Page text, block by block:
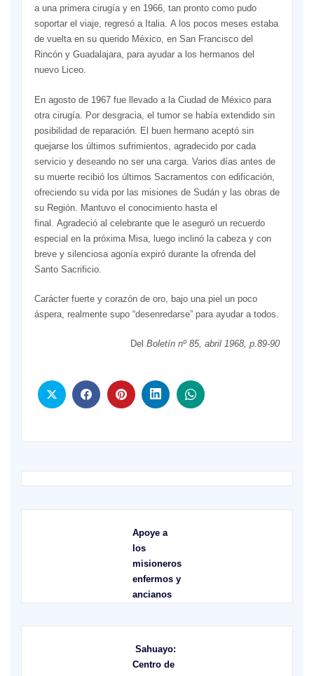
a una primera cirugía y en 1966, tan pronto como pudo
soportar el viaje, regresó a Italia. A los pocos meses estaba
de vuelta en su querido México, en San Francisco del
Rincón y Guadalajara, para ayudar a los hermanos del
nuevo Liceo.
En agosto de 1967 fue llevado a la Ciudad de México para
otra cirugía. Por desgracia, el tumor se había extendido sin
posibilidad de reparación. El buen hermano aceptó sin
quejarse los últimos sufrimientos, agradecido por cada
servicio y deseando no ser una carga. Varios días antes de
su muerte recibió los últimos Sacramentos con edificación,
ofreciendo su vida por las misiones de Sudán y las obras de
su Región. Mantuvo el conocimiento hasta el
final. Agradeció al celebrante que le aseguró un recuerdo
especial en la próxima Misa, luego inclinó la cabeza y con
breve y silenciosa agonía expiró durante la ofrenda del
Santo Sacrificio.
Carácter fuerte y corazón de oro, bajo una piel un poco
áspera, realmente supo “desenredarse” para ayudar a todos.
DelBoletín nº 85, abril 1968, p.89-90
Apoye a
los
misioneros
enfermos y
ancianos
Sahuayo:
Centro de